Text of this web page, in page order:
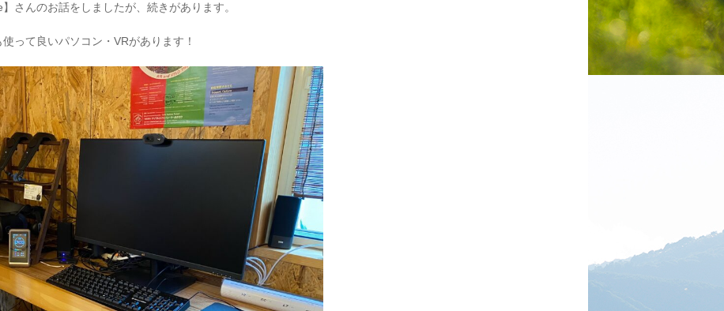
さんのお話をしましたが、続きがあります。
って良いパソコン・VRがあります！